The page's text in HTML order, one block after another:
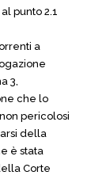
punto 2.1
a
3,
che lo
pericolosi
della
è stata
Corte